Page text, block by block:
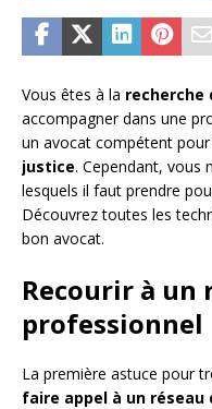
Vous êtes à la recherche
accompagner dans une
un avocat compétent pour
justice. Cependant, vous
lesquels il faut prendre
Découvrez toutes les
bon avocat.
Recourir à un
professionnel
La première astuce pour
faire appel à un réseau